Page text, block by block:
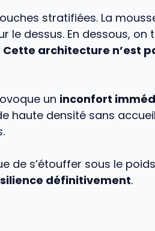
stratifiées. La
le dessus. En dessous, on
Cette architecture n’est
un inconfort
haute densité sans
de s’étouffer sous le
définitivement.